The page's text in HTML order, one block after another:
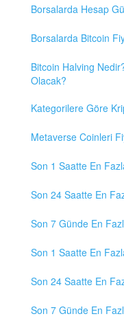
Borsalarda Hesap
Borsalarda Bitcoin
Bitcoin Halving
Olacak?
Kategorilere Göre
Metaverse Coinleri
Son 1 Saatte En
Son 24 Saatte En
Son 7 Günde En
Son 1 Saatte En
Son 24 Saatte En
Son 7 Günde En